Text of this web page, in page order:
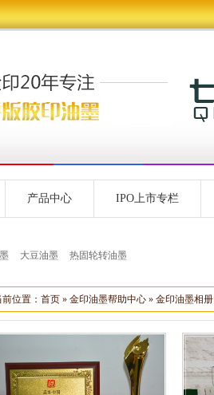
产品中心 IPO上市专栏
大豆油墨 热固轮转油墨
前位置： 首页 » 金印油墨帮助中心 » 金印油墨相册